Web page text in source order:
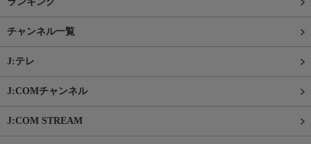
チャンネル一覧
J:テレ
J:COMチャンネル
J:COM STREAM